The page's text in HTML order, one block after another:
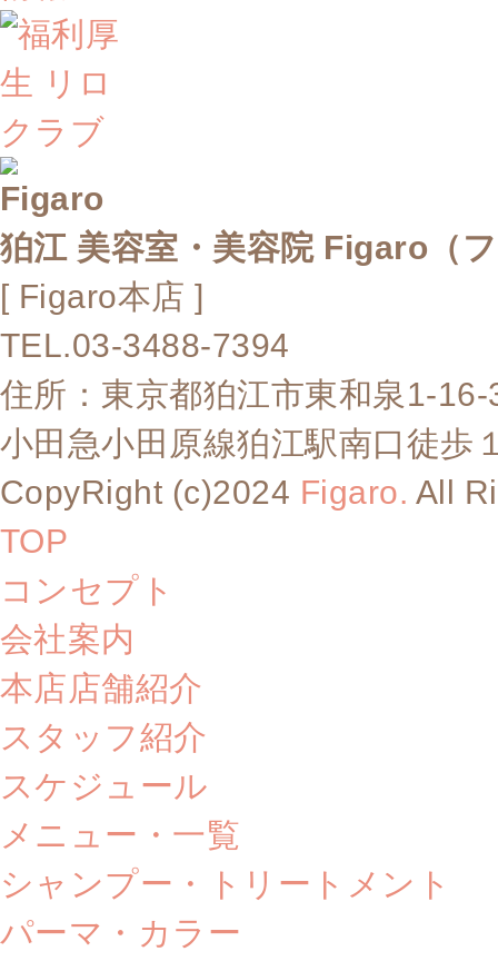
狛江 美容室・美容院 Figaro（
[ Figaro本店 ]
TEL.03-3488-7394
住所：東京都狛江市東和泉1-16-
小田急小田原線狛江駅南口徒歩
CopyRight (c)2024 Figaro. All
TOP
コンセプト
会社案内
本店店舗紹介
スタッフ紹介
スケジュール
メニュー・一覧
シャンプー・トリートメント
パーマ・カラー